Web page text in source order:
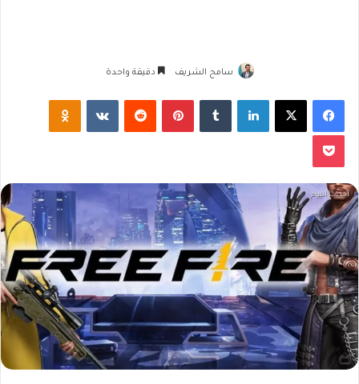
سامح الشريف دقيقة واحدة
فيسبوك لينكدإن بينتيريست